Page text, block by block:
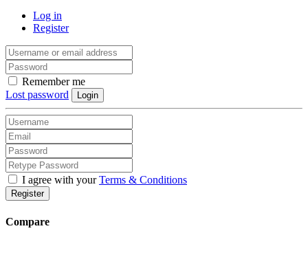
Log in
Register
Remember me
Lost password
Login
I agree with yourTerms & Conditions
Register
Compare